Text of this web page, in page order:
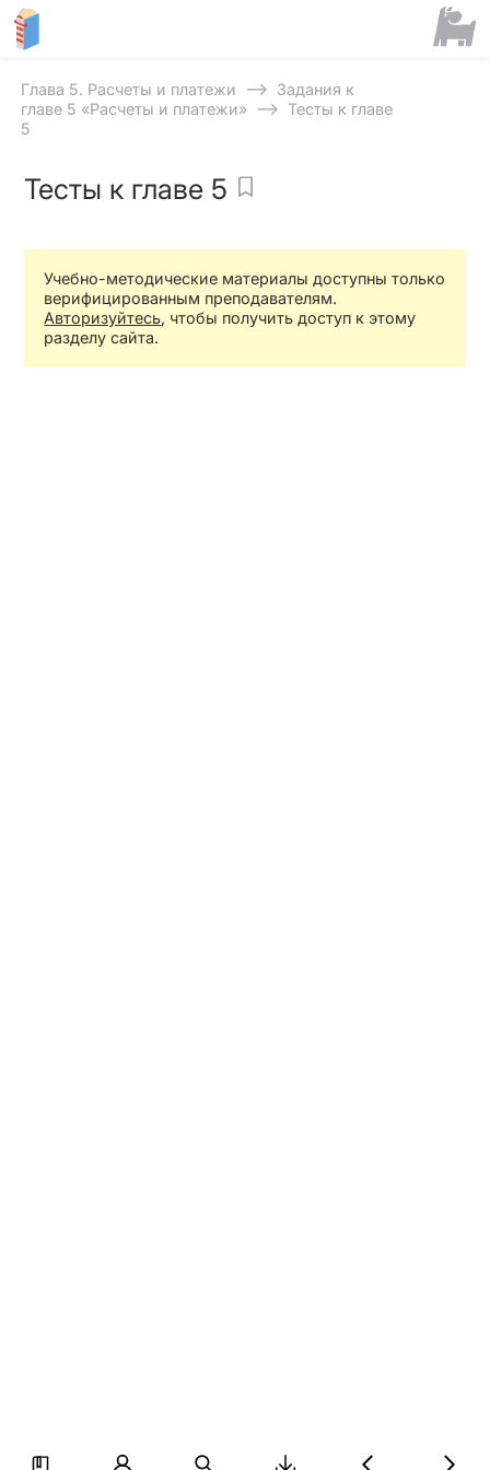
Глава 5. Расчеты и платежи ⟶ Задания к
главе 5 «Расчеты и платежи» ⟶ Тесты к главе
5
Тесты к главе 5
Учебно-методические материалы доступны только
верифицированным преподавателям.
Авторизуйтесь, чтобы получить доступ к этому
разделу сайта.